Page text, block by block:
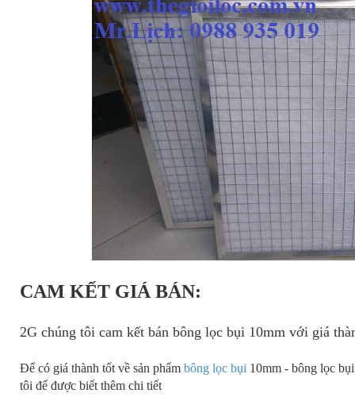
CAM KẾT GIÁ BÁN:
2G chúng tôi cam kết bán bông lọc bụi 10mm với giá
Để có giá thành tốt về sản phẩm bông lọc bụi 10mm - bông lọc
tôi để được biết thêm chi tiết